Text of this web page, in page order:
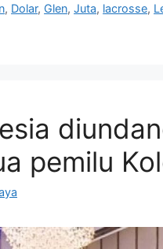
, Dolar, Glen,Juta, lacrosse,
pemilu